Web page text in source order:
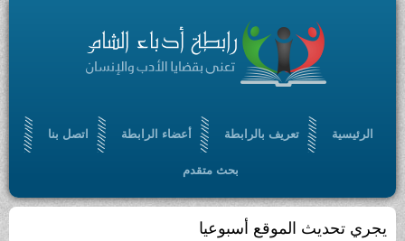
الرئيسية تعريف بالرابطة أعضاء الرابطة اتصل بنا
بحث متقدم
يجري تحديث الموقع أسبوعيا